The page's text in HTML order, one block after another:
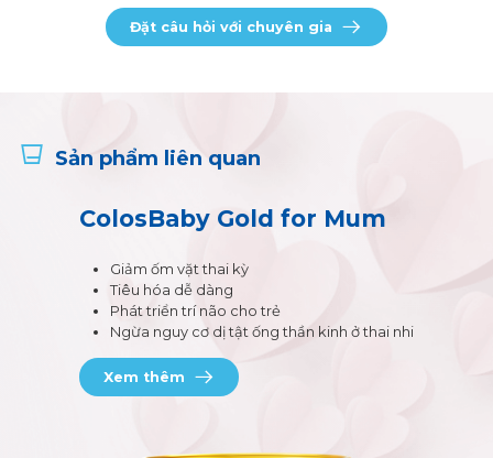
Đặt câu hỏi với chuyên gia
Sản phẩm liên quan
ColosBaby Gold for Mum
Giảm ốm vặt thai kỳ
Tiêu hóa dễ dàng
Phát triển trí não cho trẻ
Ngừa nguy cơ dị tật ống thần kinh ở thai nhi
Xem thêm